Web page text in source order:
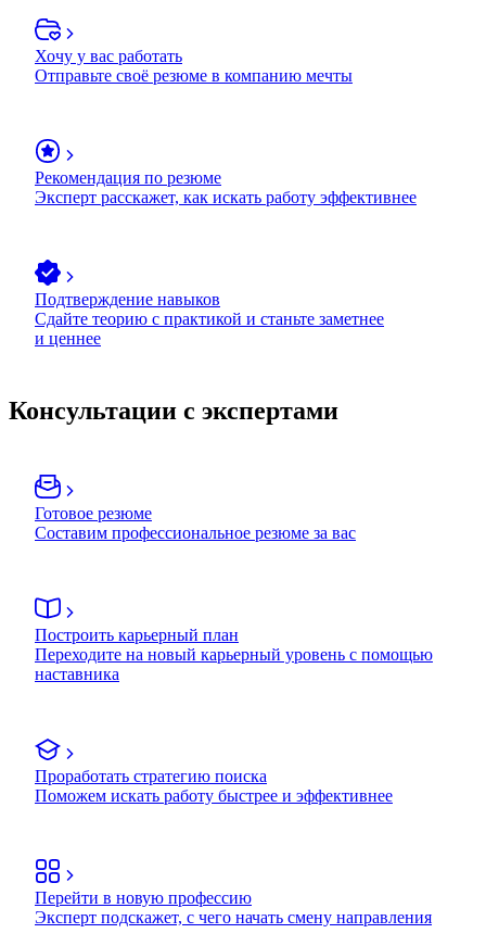
Хочу у вас работать
Отправьте своё резюме в компанию мечты
Рекомендация по резюме
Эксперт расскажет, как искать работу эффективнее
Подтверждение навыков
Сдайте теорию с практикой и станьте заметнее
и ценнее
Консультации с экспертами
Готовое резюме
Составим профессиональное резюме за вас
Построить карьерный план
Переходите на новый карьерный уровень с помощью
наставника
Проработать стратегию поиска
Поможем искать работу быстрее и эффективнее
Перейти в новую профессию
Эксперт подскажет, с чего начать смену направления